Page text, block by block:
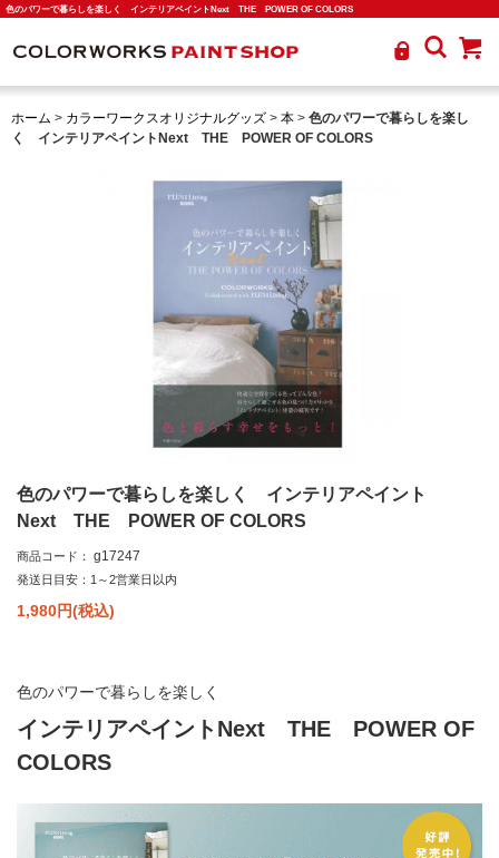
色のパワーで暮らしを楽しく インテリアペイントNext THE POWER OF COLORS
ホーム > カラーワークスオリジナルグッズ > 本 > 色のパワーで暮らしを楽し
く インテリアペイントNext THE POWER OF COLORS
色のパワーで暮らしを楽しく インテリアペイント
Next THE POWER OF COLORS
商品コード： g17247
発送日目安：1～2営業日以内
1,980円(税込)
色のパワーで暮らしを楽しく
インテリアペイントNext THE POWER OF
COLORS